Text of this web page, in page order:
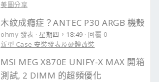
美圖分享
木紋成癮症？ANTEC P30 ARGB 機殼
ohmy 發表 星期四，18:49
回覆 0
新型 Case 安裝發表及硬體改裝
MSI MEG X870E UNIFY-X MAX 開箱
測試, 2 DIMM 的超頻優化